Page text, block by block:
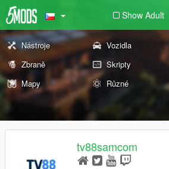
Show Adult
Nástroje Vozidla
Zbraně
Skripty
Mapy
Různé
tv88samcom